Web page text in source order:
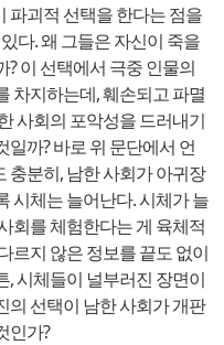
파괴적 선택을 한다는 점을
다. 왜 그들은 자신이 죽을
이 선택에서 극중 인물의
차지하는데, 훼손되고 파멸
사회의 포악성을 드러내기
까? 바로 위 문단에서 언
충분히, 남한 사회가 아귀장
시체는 늘어난다. 시체가 늘
회를 체험한다는 게 육체적
르지 않은 정보를 끝도 없이
, 시체들이 널부러진 장면이
의 선택이 남한 사회가 개판
인가?